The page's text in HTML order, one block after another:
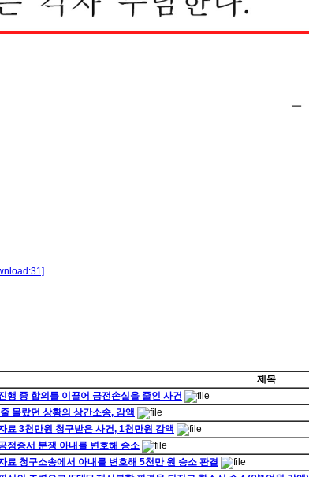
제목
행 중 합의를 이끌어 금전손실을 줄인 사건
몰랐던 상황의 상간소송, 감액
료 3천만원 청구받은 사건, 1천만원 감액
정증서 분쟁 아내를 변호해 승소
료 청구소송에서 아내를 변호해 5천만 원 승소 판결